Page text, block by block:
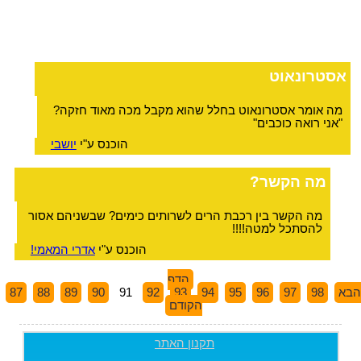
אסטרונאוט
מה אומר אסטרונאוט בחלל שהוא מקבל מכה מאוד חזקה?
"אני רואה כוכבים"
הוכנס ע"י יושבי
מה הקשר?
מה הקשר בין רכבת הרים לשרותים כימים? שבשניהם אסור
להסתכל למטה!!!!
הוכנס ע"יאדרי המאמי!
הדף
הבא
87 88 89 90 91 92 93 94 95 96 97
98
הקודם
תקנון האתר